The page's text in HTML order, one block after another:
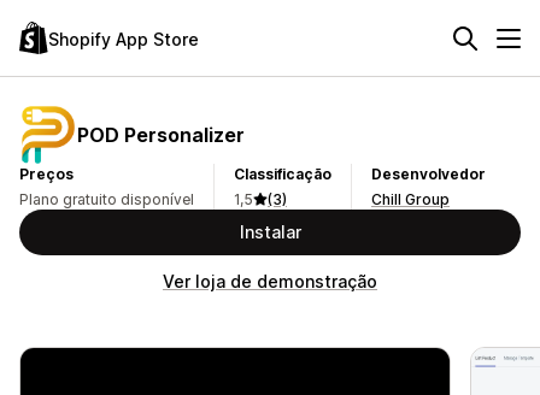
Shopify App Store
POD Personalizer
Preços
Plano gratuito disponível
Classificação
1,5
(3)
Desenvolvedor
Chill Group
Instalar
Ver loja de demonstração